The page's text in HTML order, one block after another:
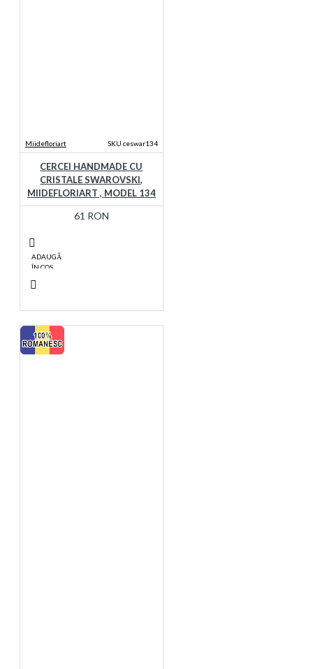
Miidefloriart SKU ceswar134
CERCEI HANDMADE CU
CRISTALE SWAROVSKI,
MIIDEFLORIART , MODEL 134
61 RON
ADAUGĂ
ÎN COŞ